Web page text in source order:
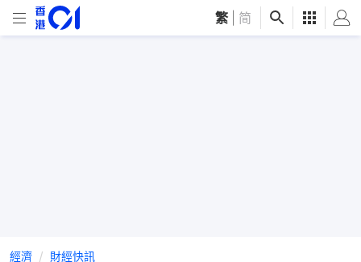
繁 简
經濟 財經快訊